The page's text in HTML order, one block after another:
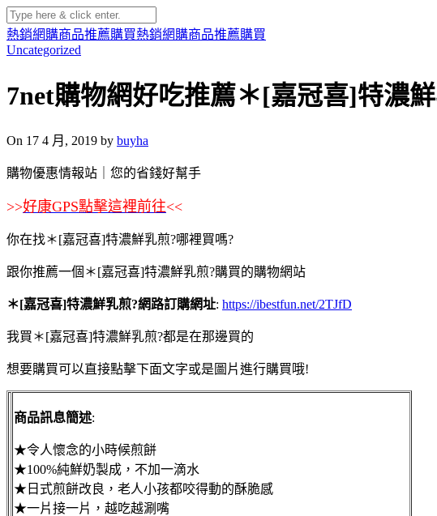
熱銷網購商品推薦購買熱銷網購商品推薦購買
Uncategorized
7net購物網好吃推薦＊[嘉冠喜]特濃
On 17 4 月, 2019 by buyha
購物優惠情報站｜您的省錢好幫手
>>好康GPS點擊這裡前往<<
你在找＊[嘉冠喜]特濃鮮乳煎?哪裡買嗎?
跟你推薦一個＊[嘉冠喜]特濃鮮乳煎?購買的購物網站
＊[嘉冠喜]特濃鮮乳煎?網路訂購網址: https://ibestfun.net/2TJfD
我買＊[嘉冠喜]特濃鮮乳煎?都是在那邊買的
想要購買可以直接點擊下面文字或是圖片進行購買哦!
商品訊息簡述:
★令人懷念的小時候煎餅
★100%純鮮奶製成，不加一滴水
★日式煎餅改良，老人小孩都咬得動的酥脆感
★一片接一片，越吃越涮嘴